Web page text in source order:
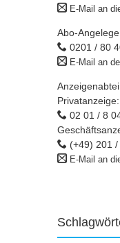
E-Mail an
Abo-
0201 / 80
E-Mail an
Privatanzeige:
02 01 / 8
(+49) 201 /
E-Mail an